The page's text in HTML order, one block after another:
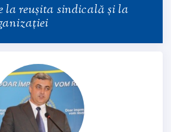
la reușita sindicală și la